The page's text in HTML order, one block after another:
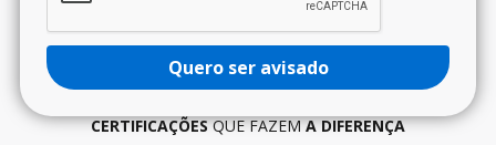
Quero ser avisado
CERTIFICAÇÕESQUE FAZEMA DIFERENÇA